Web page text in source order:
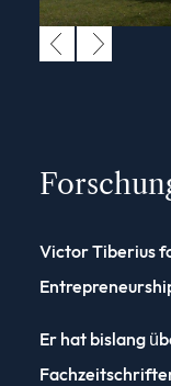
Victor Tiberius
Er hat bislang